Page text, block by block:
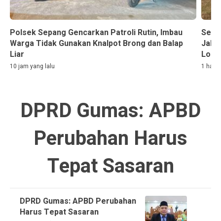
Polsek Sepang Gencarkan Patroli Rutin, Imbau
Warga Tidak Gunakan Knalpot Brong dan Balap
Liar
10 jam yang lalu 1 hari
DPRD Gumas: APBD
Perubahan Harus
Tepat Sasaran
DPRD Gumas: APBD Perubahan
Harus Tepat Sasaran